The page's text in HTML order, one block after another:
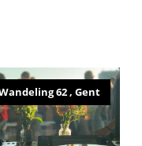
62 , Gent